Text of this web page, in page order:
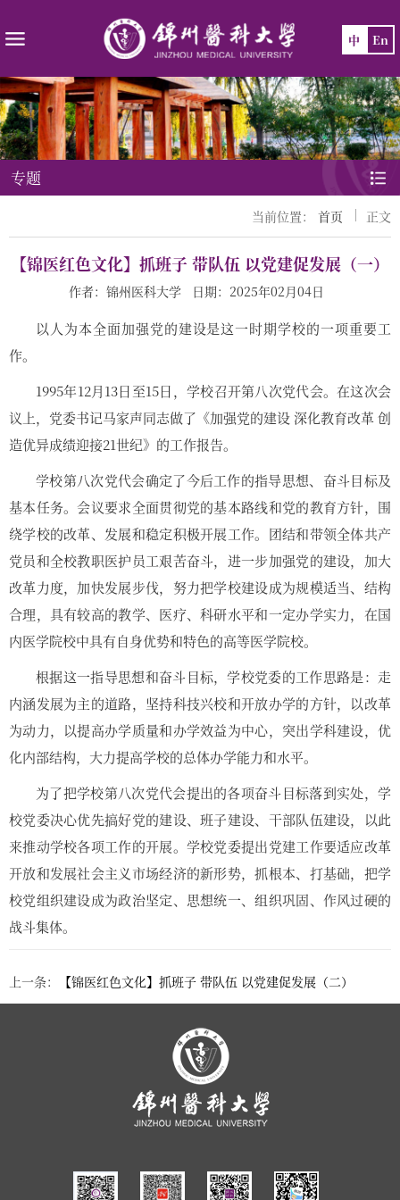
中 En
专题
当前位置： 首页 正文
【锦医红色文化】抓班子 带队伍 以党建促发展（一）
作者：锦州医科大学 日期：2025年02月04日
以人为本全面加强党的建设是这一时期学校的一项重要工
作。
1995年12月13日至15日，学校召开第八次党代会。在这次会
议上，党委书记马家声同志做了《加强党的建设 深化教育改革 创
造优异成绩迎接21世纪》的工作报告。
学校第八次党代会确定了今后工作的指导思想、奋斗目标及
基本任务。会议要求全面贯彻党的基本路线和党的教育方针，围
绕学校的改革、发展和稳定积极开展工作。团结和带领全体共产
党员和全校教职医护员工艰苦奋斗，进一步加强党的建设，加大
改革力度，加快发展步伐，努力把学校建设成为规模适当、结构
合理，具有较高的教学、医疗、科研水平和一定办学实力，在国
内医学院校中具有自身优势和特色的高等医学院校。
根据这一指导思想和奋斗目标，学校党委的工作思路是：走
内涵发展为主的道路，坚持科技兴校和开放办学的方针，以改革
为动力，以提高办学质量和办学效益为中心，突出学科建设，优
化内部结构，大力提高学校的总体办学能力和水平。
为了把学校第八次党代会提出的各项奋斗目标落到实处，学
校党委决心优先搞好党的建设、班子建设、干部队伍建设，以此
来推动学校各项工作的开展。学校党委提出党建工作要适应改革
开放和发展社会主义市场经济的新形势，抓根本、打基础，把学
校党组织建设成为政治坚定、思想统一、组织巩固、作风过硬的
战斗集体。
上一条： 【锦医红色文化】抓班子 带队伍 以党建促发展（二）